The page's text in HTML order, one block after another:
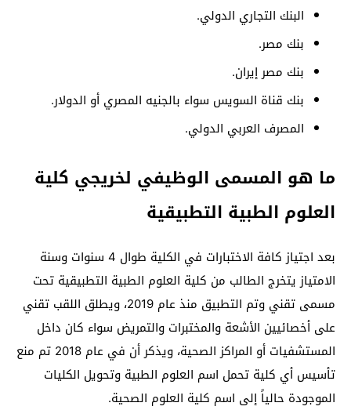
البنك التجاري الدولي.
بنك مصر.
بنك مصر إيران.
بنك قناة السويس سواء بالجنيه المصري أو الدولار.
المصرف العربي الدولي.
ما هو المسمى الوظيفي لخريجي كلية
العلوم الطبية التطبيقية
بعد اجتياز كافة الاختبارات في الكلية طوال 4 سنوات وسنة
الامتياز يتخرج الطالب من كلية العلوم الطبية التطبيقية تحت
مسمى تقني وتم التطبيق منذ عام 2019، ويطلق اللقب تقني
على أخصائيين الأشعة والمختبرات والتمريض سواء كان داخل
المستشفيات أو المراكز الصحية، ويذكر أن في عام 2018 تم منع
تأسيس أي كلية تحمل اسم العلوم الطبية وتحويل الكليات
الموجودة حالياً إلى اسم كلية العلوم الصحية.